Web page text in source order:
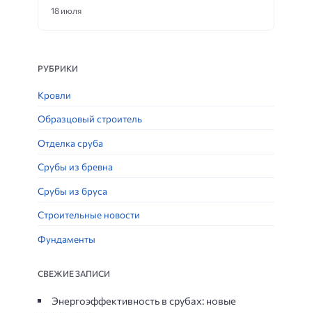
18 июля
РУБРИКИ
Кровли
Образцовый строитель
Отделка сруба
Срубы из бревна
Срубы из бруса
Строительные новости
Фундаменты
СВЕЖИЕ ЗАПИСИ
Энергоэффективность в срубах: новые